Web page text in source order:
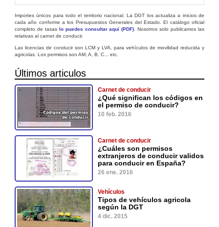
Importes únicos para todo el territorio nacional. La DGT los actualiza a inicios de
cada año conforme a los Presupuestos Generales del Estado. El catálogo oficial
completo de tasas lo puedes consultar aquí (PDF) . Nosotros solo publicamos las
relativas al carnet de conducir.
Las licencias de conducir son LCM y LVA, para vehículos de movilidad reducida y
agricolas. Los permisos son AM, A, B, C... etc.
Últimos articulos
Carnet de conducir
¿Qué significan los códigos en
el permiso de conducir?
10 feb. 2016
Carnet de conducir
¿Cuáles son permisos
extranjeros de conducir validos
para conducir en España?
26 ene. 2016
Vehículos
Tipos de vehículos agricola
según la DGT
4 dic. 2015